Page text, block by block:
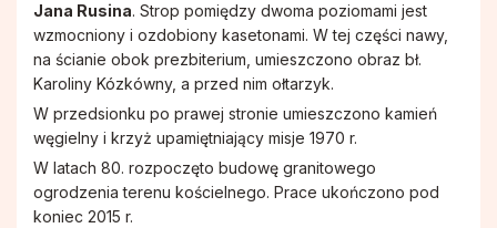
Jana Rusina. Strop pomiędzy dwoma poziomami jest
wzmocniony i ozdobiony kasetonami. W tej części nawy,
na ścianie obok prezbiterium, umieszczono obraz bł.
Karoliny Kózkówny, a przed nim ołtarzyk.
W przedsionku po prawej stronie umieszczono kamień
węgielny i krzyż upamiętniający misje 1970 r.
W latach 80. rozpoczęto budowę granitowego
ogrodzenia terenu kościelnego. Prace ukończono pod
koniec 2015 r.